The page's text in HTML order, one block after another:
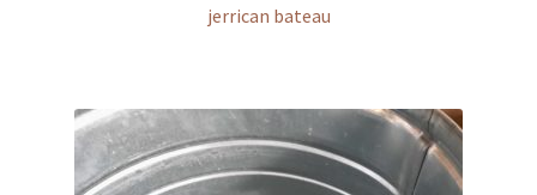
jerrican bateau